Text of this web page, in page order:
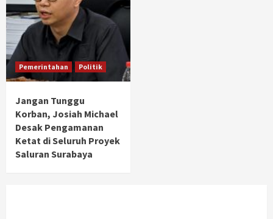
Pemerintahan Politik
Jangan Tunggu
Korban, Josiah Michael
Desak Pengamanan
Ketat di Seluruh Proyek
Saluran Surabaya